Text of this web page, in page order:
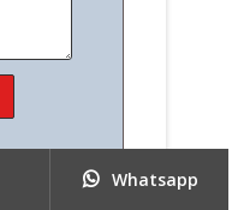
Whatsapp